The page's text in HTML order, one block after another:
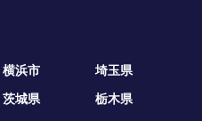
横浜市
埼玉県
茨城県 栃木県